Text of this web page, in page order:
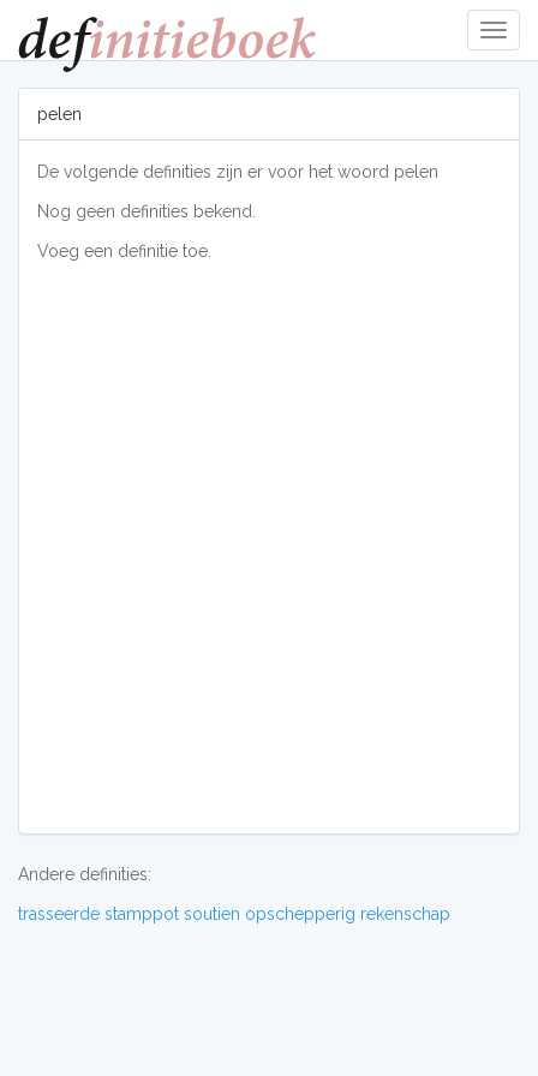
tonen
pelen
De volgende definities zijn er voor het woord pelen
Nog geen definities bekend.
Voeg een definitie toe.
Andere definities:
trasseerde stamppot soutien opschepperig rekenschap